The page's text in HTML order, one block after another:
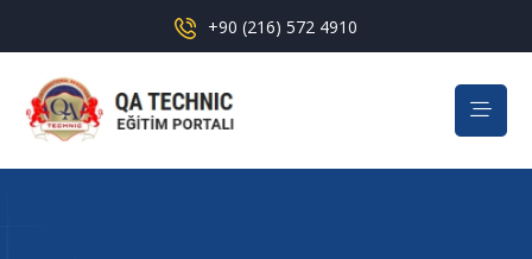
+90 (216) 572 4910